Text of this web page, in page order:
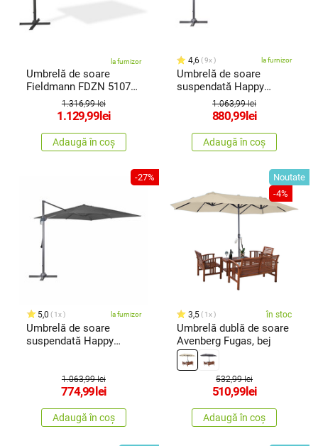
la furnizor
Umbrelă de soare
Fieldmann FDZN 5107
laterală, gri deschis
1.316,99 lei
1.129,99 lei
Adaugă în coș
4,6 9x la furnizor
Umbrelă de soare
suspendată Happy
Green Tucson,bej
1.063,99 lei
880,99 lei
Adaugă în coș
-27%
5,0 1x la furnizor
Umbrelă de soare
suspendată Happy
1.063,99 lei
774,99 lei
Adaugă în coș
Noutate
-4%
3,5 1x în stoc
Umbrelă dublă de soare
Avenberg Fugas, bej
532,99 lei
510,99 lei
Adaugă în coș